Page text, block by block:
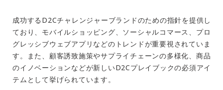
成功するD2Cチャレンジャーブランドのための指針を提供し
ており、モバイルショッピング、ソーシャルコマース、プロ
グレッシブウェブアプリなどのトレンドが重要視されていま
す。また、顧客誘致施策やサプライチェーンの多様化、商品
のイノベーションなどが新しいD2Cプレイブックの必須アイ
テムとして挙げられています。